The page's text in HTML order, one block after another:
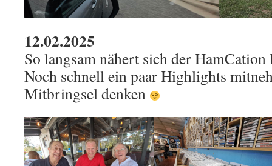
12.02.2025
So langsam nähert sich der HamCation
Noch schnell ein paar Highlights
Mitbringsel denken